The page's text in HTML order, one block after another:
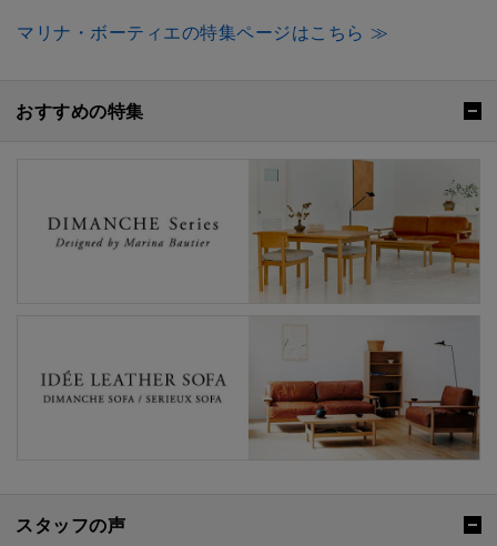
マリナ・ボーティエの特集ページはこちら ≫
おすすめの特集
スタッフの声